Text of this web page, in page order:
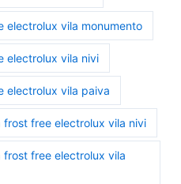
electrolux vila monumento
electrolux vila nivi
electrolux vila paiva
free electrolux vila nivi
free electrolux vila